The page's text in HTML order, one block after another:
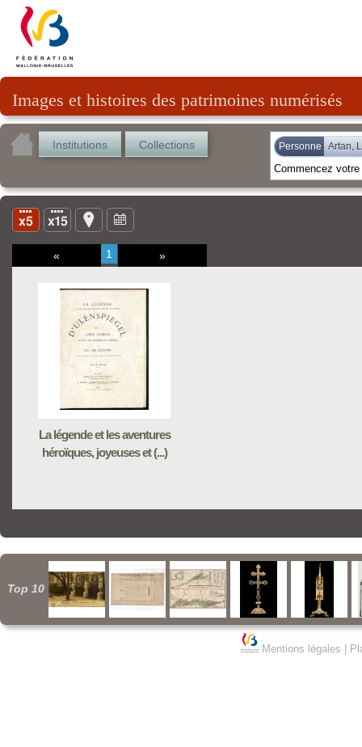
Images et histoires des patrimoines numérisés
Institutions Collections Personne Artan,
« 1 »
La légende et les aventures
héroïques, joyeuses et (...)
Top 10
Mentions légales